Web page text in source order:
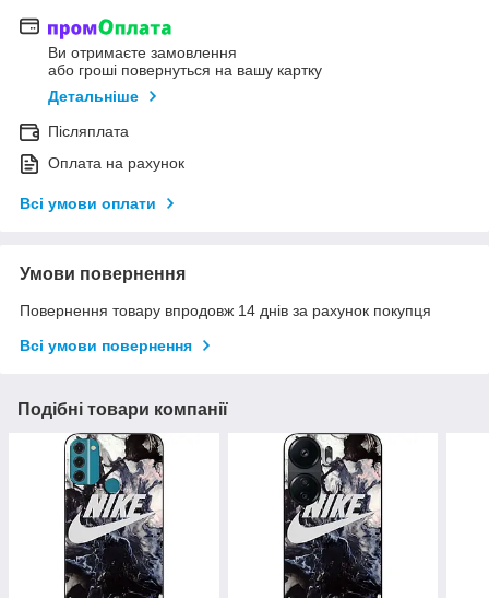
Ви отримаєте замовлення
або гроші повернуться на вашу картку
Детальніше
Післяплата
Оплата на рахунок
Всі умови оплати
Умови повернення
Повернення товару впродовж 14 днів за рахунок покупця
Всі умови повернення
Подібні товари компанії